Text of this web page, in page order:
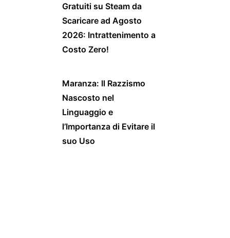
Gratuiti su Steam da
Scaricare ad Agosto
2026: Intrattenimento a
Costo Zero!
Maranza: Il Razzismo
Nascosto nel
Linguaggio e
l’Importanza di Evitare il
suo Uso